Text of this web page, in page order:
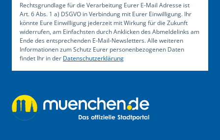
Rechtsgrundlage für die Verarbeitung Eurer E-Mail Adresse ist
Art. 6 Abs. 1 a) DSGVO in Verbindung mit Eurer Einwilligung. Ihr
könnte Eure Einwilligung jederzeit mit Wirkung für die Zukunft
widerrufen, am Einfachsten durch Anklicken des Abmeldelinks am
Ende des entsprechenden E-Mail-Newsletters. Alle weiteren
Informationen zum Schutz Eurer personenbezogenen Daten
findet Ihr in der Datenschutzerklärung